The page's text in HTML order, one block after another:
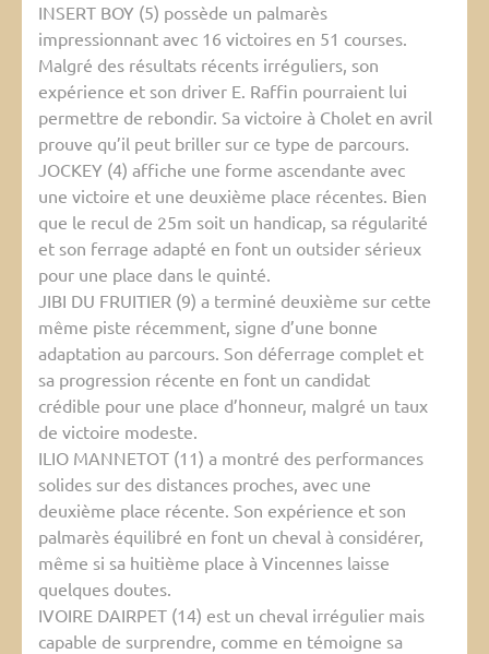
INSERT BOY (5) possède un palmarès
impressionnant avec 16 victoires en 51 courses.
Malgré des résultats récents irréguliers, son
expérience et son driver E. Raffin pourraient lui
permettre de rebondir. Sa victoire à Cholet en avril
prouve qu’il peut briller sur ce type de parcours.
JOCKEY (4) affiche une forme ascendante avec
une victoire et une deuxième place récentes. Bien
que le recul de 25m soit un handicap, sa régularité
et son ferrage adapté en font un outsider sérieux
pour une place dans le quinté.
JIBI DU FRUITIER (9) a terminé deuxième sur cette
même piste récemment, signe d’une bonne
adaptation au parcours. Son déferrage complet et
sa progression récente en font un candidat
crédible pour une place d’honneur, malgré un taux
de victoire modeste.
ILIO MANNETOT (11) a montré des performances
solides sur des distances proches, avec une
deuxième place récente. Son expérience et son
palmarès équilibré en font un cheval à considérer,
même si sa huitième place à Vincennes laisse
quelques doutes.
IVOIRE DAIRPET (14) est un cheval irrégulier mais
capable de surprendre, comme en témoigne sa